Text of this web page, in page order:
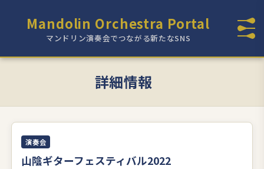
Mandolin Orchestra Portal
マンドリン演奏会でつながる新たなSNS
詳細情報
演奏会
山陰ギターフェスティバル2022